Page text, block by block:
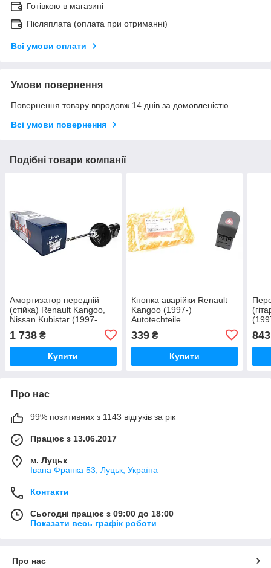
Готівкою в магазині
Післяплата (оплата при отриманні)
Всі умови оплати
Умови повернення
Повернення товару впродовж 14 днів за домовленістю
Всі умови повернення
Подібні товари компанії
Амортизатор передній
(стійка) Renault Kangoo,
Nissan Kubistar (1997-
1 738 ₴
Купити
Кнопка аварійки Renault
Kangoo (1997-)
Autotechteile
339₴
Купити
843
Про нас
99% позитивних з 1143 відгуків за рік
Працює з 13.06.2017
м. Луцьк
Івана Франка 53, Луцьк, Україна
Контакти
Сьогодні працює з 09:00 до 18:00
Показати весь графік роботи
Про нас